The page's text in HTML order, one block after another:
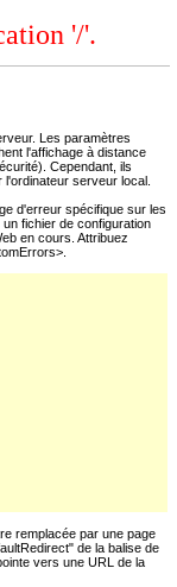
'/'.
Les paramètres
l'affichage à distance
Cependant, ils
serveur local.
d'erreur spécifique sur les
fichier de configuration
en cours. Attribuez
remplacée par une page
de la balise de
vers une URL de la